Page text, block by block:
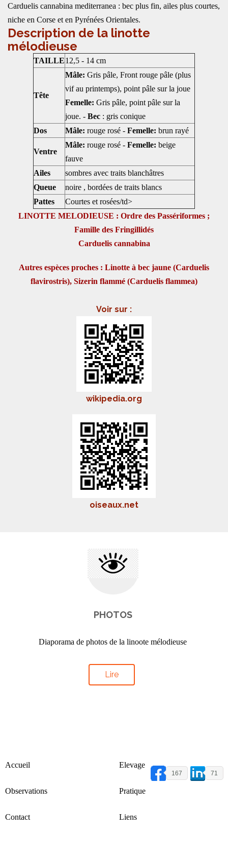
167 71
Carduelis cannabina mediterranea : bec plus fin, ailes plus courtes,
niche en Corse et en Pyrénées Orientales.
Description de la linotte
mélodieuse
TAILLE12,5 - 14 cm
Tête
Mâle: Gris pâle, Front rouge pâle (plus
vif au printemps), point pâle sur la joue
Femelle: Gris pâle, point pâle sur la
joue. - Bec : gris conique
Dos
Mâle: rouge rosé - Femelle: brun rayé
Ventre
Mâle: rouge rosé - Femelle: beige
fauve
Ailes
sombres avec traits blanchâtres
Queue
noire , bordées de traits blancs
Pattes
Courtes et rosées/td>
LINOTTE MELODIEUSE : Ordre des Passériformes ;
Famille des Fringillidés
Carduelis cannabina
Autres espèces proches : Linotte à bec jaune (Carduelis
flavirostris), Sizerin flammé (Carduelis flammea)
Voir sur :
wikipedia.org
oiseaux.net
PHOTOS
Diaporama de photos de la linoote mélodieuse
Lire
Accueil Elevage
Observations Pratique
Contact Liens